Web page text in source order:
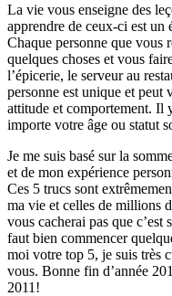
La vie vous enseigne des
apprendre de ceux-ci est un
Chaque personne que vous
quelques choses et vous
l’épicerie, le serveur au
personne est unique et peut
attitude et comportement. Il
importe votre âge ou statut
Je me suis basé sur la
et de mon expérience
Ces 5 trucs sont
ma vie et celles de millions
vous cacherai pas que c’est
faut bien commencer
moi votre top 5, je suis très
vous. Bonne fin d’année
2011!